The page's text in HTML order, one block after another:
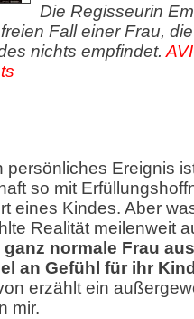
Die Regisseurin
Fall einer Frau,
nichts empfindet.
persönliches Ereignis
so mit
eines Kindes. Aber
Realität meilenweit
ganz normale Frau
an Gefühl für ihr
erzählt ein
mir.